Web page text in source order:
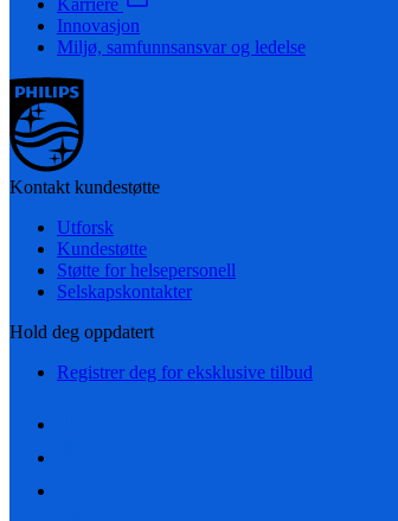
Innovasjon
Miljø, samfunnsansvar og ledelse
Kontakt kundestøtte
Utforsk
Kundestøtte
Støtte for helsepersonell
Selskapskontakter
Hold deg oppdatert
Registrer deg for eksklusive tilbud